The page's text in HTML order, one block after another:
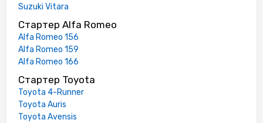
Suzuki Vitara
Стартер Alfa Romeo
Alfa Romeo 156
Alfa Romeo 159
Alfa Romeo 166
Стартер Toyota
Toyota 4-Runner
Toyota Auris
Toyota Avensis